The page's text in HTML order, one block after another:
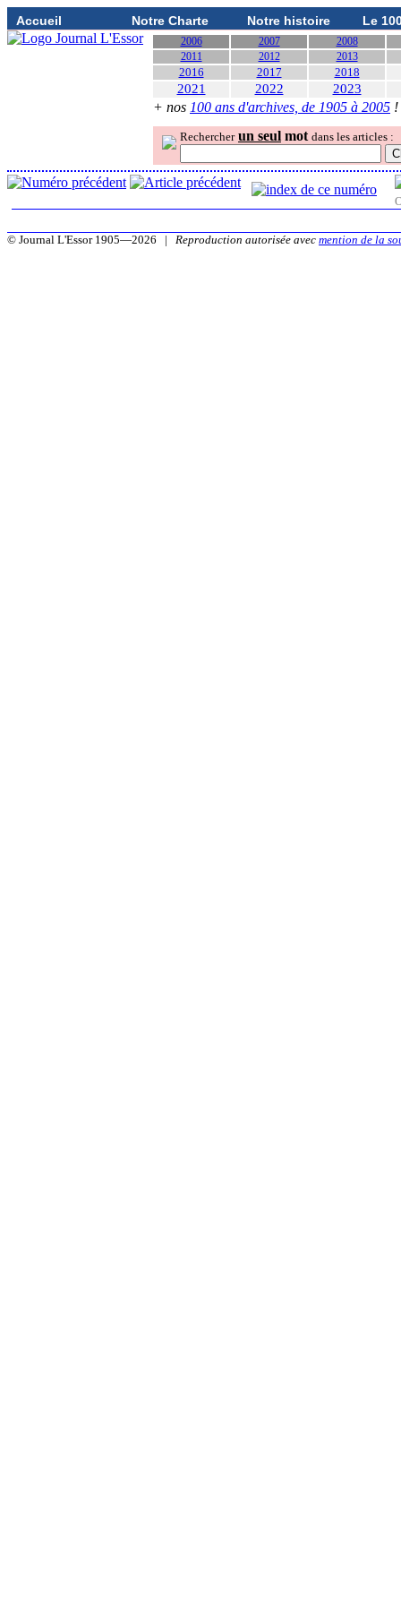
Accueil Notre Charte Notre histoire Le
2006 2007
2008
2011
2012 2013
2016 2017 2018
2021 2022 2023
+ nos 100 ans d'archives, de 1905 à 2005 !
Rechercher un seul mot dans les articles :
© Journal L'Essor 1905—2026 | Reproduction autorisée avec mention de la